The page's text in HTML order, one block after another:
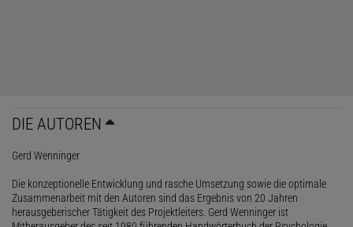
DIE AUTOREN
Gerd Wenninger
Die konzeptionelle Entwicklung und rasche Umsetzung sowie die optimale
Zusammenarbeit mit den Autoren sind das Ergebnis von 20 Jahren
herausgeberischer Tätigkeit des Projektleiters. Gerd Wenninger ist